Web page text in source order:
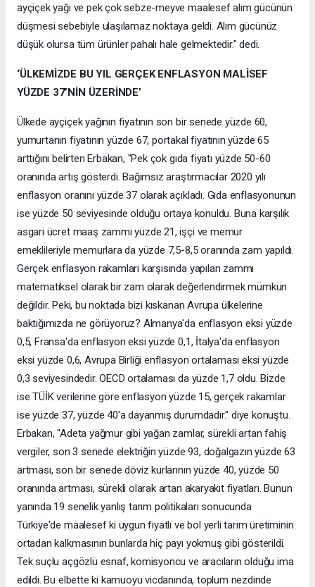
ayçiçek yağı ve pek çok sebze-meyve maalesef alım gücünün
düşmesi sebebiyle ulaşılamaz noktaya geldi. Alım gücünüz
düşük olursa tüm ürünler pahalı hale gelmektedir." dedi.
‘ÜLKEMİZDE BU YIL GERÇEK ENFLASYON MALİSEF
YÜZDE 37’NİN ÜZERİNDE’
Ülkede ayçiçek yağının fiyatının son bir senede yüzde 60,
yumurtanın fiyatının yüzde 67, portakal fiyatının yüzde 65
arttığını belirten Erbakan, "Pek çok gıda fiyatı yüzde 50-60
oranında artış gösterdi. Bağımsız araştırmacılar 2020 yılı
enflasyon oranını yüzde 37 olarak açıkladı. Gıda enflasyonunun
ise yüzde 50 seviyesinde olduğu ortaya konuldu. Buna karşılık
asgari ücret maaş zammı yüzde 21, işçi ve memur
emeklileriyle memurlara da yüzde 7,5-8,5 oranında zam yapıldı.
Gerçek enflasyon rakamları karşısında yapılan zammı
matematiksel olarak bir zam olarak değerlendirmek mümkün
değildir. Peki, bu noktada bizi kıskanan Avrupa ülkelerine
baktığımızda ne görüyoruz? Almanya'da enflasyon eksi yüzde
0,5, Fransa'da enflasyon eksi yüzde 0,1, İtalya'da enflasyon
eksi yüzde 0,6, Avrupa Birliği enflasyon ortalaması eksi yüzde
0,3 seviyesindedir. OECD ortalaması da yüzde 1,7 oldu. Bizde
ise TÜİK verilerine göre enflasyon yüzde 15, gerçek rakamlar
ise yüzde 37, yüzde 40'a dayanmış durumdadır." diye konuştu.
Erbakan, "Adeta yağmur gibi yağan zamlar, sürekli artan fahiş
vergiler, son 3 senede elektriğin yüzde 93, doğalgazın yüzde 63
artması, son bir senede döviz kurlarının yüzde 40, yüzde 50
oranında artması, sürekli olarak artan akaryakıt fiyatları. Bunun
yanında 19 senelik yanlış tarım politikaları sonucunda
Türkiye'de maalesef ki uygun fiyatlı ve bol yerli tarım üretiminin
ortadan kalkmasının bunlarda hiç payı yokmuş gibi gösterildi.
Tek suçlu açgözlü esnaf, komisyoncu ve aracıların olduğu ima
edildi. Bu elbette ki kamuoyu vicdanında, toplum nezdinde